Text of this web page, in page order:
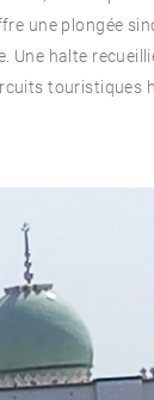
une plongée
Une halte
touristiques